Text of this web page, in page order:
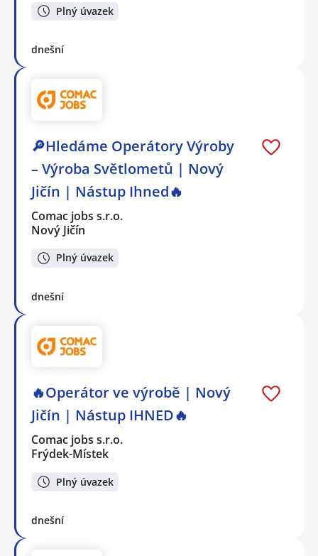
Plný úvazek
dnešní
🔎Hledáme Operátory Výroby
– Výroba Světlometů | Nový
Jičín | Nástup Ihned🔥
Comac jobs s.r.o.
Nový Jičín
Plný úvazek
dnešní
🔥Operátor ve výrobě | Nový
Jičín | Nástup IHNED🔥
Comac jobs s.r.o.
Frýdek-Místek
Plný úvazek
dnešní